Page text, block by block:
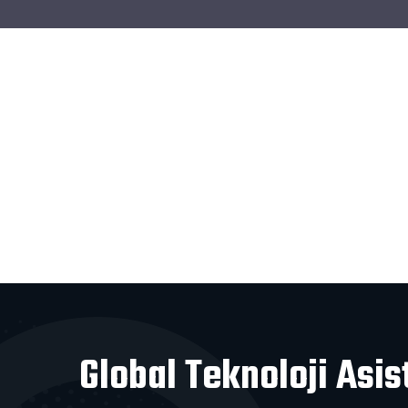
Global Teknoloji